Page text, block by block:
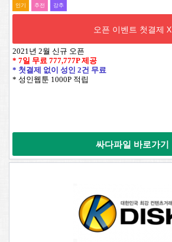
인기 추전 강추
오픈 이벤트 첫결제 X
2021년 2월 신규 오픈
* 7일 무료 777,777P제공
* 첫결제 없이 성인 2건 무료
* 성인웹툰 1000P 적립
싸다파일 바로가기